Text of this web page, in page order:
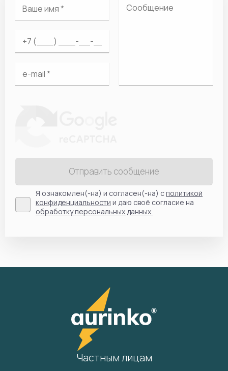
Отправить сообщение
Я ознакомлен(-на) и согласен(-на) сполитикой
конфиденциальности и даю своё согласие на
обработку персональных данных.
Частным лицам